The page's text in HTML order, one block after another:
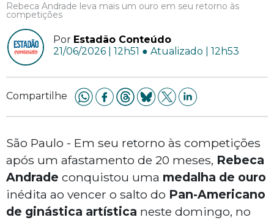
Rebeca Andrade leva mais um ouro em seu retorno às
competições
Por Estadão Conteúdo
21/06/2026 | 12h51 ● Atualizado | 12h53
Compartilhe
São Paulo - Em seu retorno às competições
após um afastamento de 20 meses, Rebeca
Andrade conquistou uma medalha de ouro
inédita ao vencer o salto do Pan-Americano
de ginástica artística neste domingo, no